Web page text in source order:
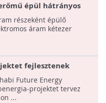
épül hátrányos
részeként épülő
áram kétezer
fejlesztenek
Future Energy
projektet tervez
...